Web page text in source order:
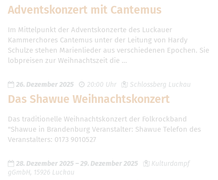
Adventskonzert mit Cantemus
Im Mittelpunkt der Adventskonzerte des Luckauer
Kammerchores Cantemus unter der Leitung von Hardy
Schulze stehen Marienlieder aus verschiedenen Epochen. Sie
lobpreisen zur Weihnachtszeit die …
26. Dezember 2025 20:00 Uhr Schlossberg Luckau
Das Shawue Weihnachtskonzert
Das traditionelle Weihnachtskonzert der Folkrockband
"Shawue in Brandenburg Veranstalter: Shawue Telefon des
Veranstalters: 0173 9010527
28. Dezember 2025 –29. Dezember 2025
Kulturdampf
gGmbH, 15926 Luckau